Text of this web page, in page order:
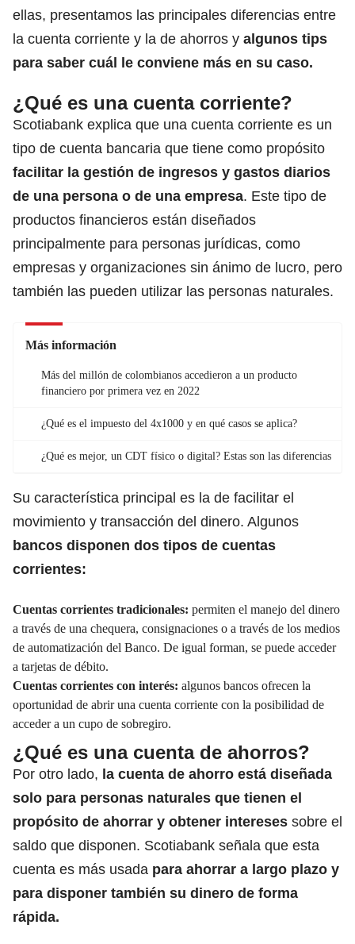
ellas, presentamos las principales diferencias entre
la cuenta corriente y la de ahorros y algunos tips
para saber cuál le conviene más en su caso.
¿Qué es una cuenta corriente?
Scotiabank explica que una cuenta corriente es un
tipo de cuenta bancaria que tiene como propósito
facilitar la gestión de ingresos y gastos diarios
de una persona o de una empresa. Este tipo de
productos financieros están diseñados
principalmente para personas jurídicas, como
empresas y organizaciones sin ánimo de lucro, pero
también las pueden utilizar las personas naturales.
Más información
Más del millón de colombianos accedieron a un producto
financiero por primera vez en 2022
¿Qué es el impuesto del 4x1000 y en qué casos se aplica?
¿Qué es mejor, un CDT físico o digital? Estas son las diferencias
Su característica principal es la de facilitar el
movimiento y transacción del dinero. Algunos
bancos disponen dos tipos de cuentas
corrientes:
Cuentas corrientes tradicionales: permiten el manejo del dinero
a través de una chequera, consignaciones o a través de los medios
de automatización del Banco. De igual forman, se puede acceder
a tarjetas de débito.
Cuentas corrientes con interés: algunos bancos ofrecen la
oportunidad de abrir una cuenta corriente con la posibilidad de
acceder a un cupo de sobregiro.
¿Qué es una cuenta de ahorros?
Por otro lado, la cuenta de ahorro está diseñada
solo para personas naturales que tienen el
propósito de ahorrar y obtener intereses sobre el
saldo que disponen. Scotiabank señala que esta
cuenta es más usada para ahorrar a largo plazo y
para disponer también su dinero de forma
rápida.